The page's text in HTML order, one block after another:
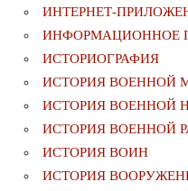
ИНТЕРНЕТ-
ИНФОРМАЦИОННОЕ
ИСТОРИОГРАФИЯ
ИСТОРИЯ ВОЕННОЙ
ИСТОРИЯ ВОЕННОЙ
ИСТОРИЯ ВОЕННОЙ
ИСТОРИЯ ВОИН
ИСТОРИЯ